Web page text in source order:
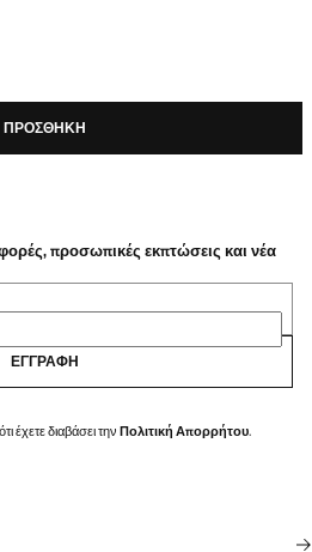
ΠΡΟΣΘΉΚΗ
προσωπικές εκπτώσεις και νέα
ΕΓΓΡΑΦΉ
έχετε διαβάσει την Πολιτική Απορρήτου.